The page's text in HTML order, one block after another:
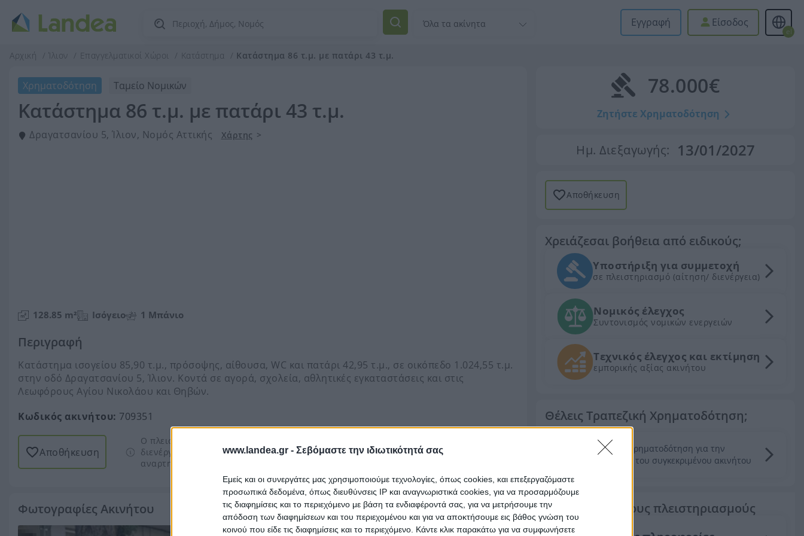
www.landea.gr - Σεβόμαστε την ιδιωτικότητά σας
Εμείς και οι συνεργάτες μας χρησιμοποιούμε τεχνολογίες, όπως cookies, και επεξεργαζόμαστε
προσωπικά δεδομένα, όπως διευθύνσεις IP και αναγνωριστικά cookies, για να προσαρμόζουμε
τις διαφημίσεις και το περιεχόμενο με βάση τα ενδιαφέροντά σας, για να μετρήσουμε την
απόδοση των διαφημίσεων και του περιεχομένου και για να αποκτήσουμε εις βάθος γνώση του
κοινού που είδε τις διαφημίσεις και το περιεχόμενο. Κάντε κλικ παρακάτω για να συμφωνήσετε
Εγγραφή Είσοδος
el
Αρχική Ίλιον Επαγγελματικοί Χώροι Κατάστημα Κατάστημα 86 τ.μ. με πατάρι 43 τ.μ.
Χρηματοδότηση Ταμείο Νομικών
Κατάστημα 86 τ.μ. με πατάρι 43 τ.μ.
Δραγατσανίου 5, Ίλιον, Νομός Αττικής Χάρτης >
128.85 m² Ισόγειο 1 Μπάνιο
Περιγραφή
Κατάστημα ισογείου 85,90 τ.μ., πρόσοψης, αίθουσα, WC και πατάρι 42,95 τ.μ., σε οικόπεδο 1.024,55 τ.μ.
στην οδό Δραγατσανίου 5, Ίλιον. Κοντά σε αγορά, σχολεία, αθλητικές εγκαταστάσεις και στις
Λεωφόρους Αγίου Νικολάου και Θηβών.
Κωδικός ακινήτου: 709351
Αποθήκευση
Ο πλειστηριασμός δεν έχει αναρτηθεί ακόμα στο eauction.gr (πλατφόρμα
διενέργειας πλειστηριασμών). Αποθηκεύστε τον ώστε να ενημερωθείτε όταν
αναρτηθεί.
Φωτογραφίες Ακινήτου
78.000€
Ζητήστε Χρηματοδότηση
Ημ. Διεξαγωγής: 13/01/2027
Αποθήκευση
Χρειάζεσαι βοήθεια από ειδικούς;
Υποστήριξη για συμμετοχή
σε πλειστηριασμό (αίτηση/ διενέργεια)
Νομικός έλεγχος
Συντονισμός νομικών ενεργειών
Τεχνικός έλεγχος και εκτίμηση
εμπορικής αξίας ακινήτου
Θέλεις Τραπεζική Χρηματοδότηση;
Ζητήστε χρηματοδότηση για την
απόκτηση του συγκεκριμένου ακινήτου
Τα πάντα για τους πλειστηριασμούς